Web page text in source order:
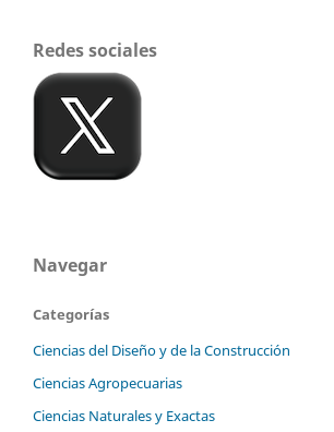
Redes sociales
Navegar
Categorías
Ciencias del Diseño y de la Construcción
Ciencias Agropecuarias
Ciencias Naturales y Exactas